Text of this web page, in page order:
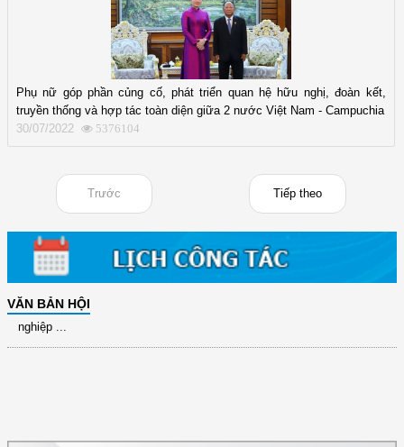
Phụ nữ góp phần củng cố, phát triển quan hệ hữu nghị, đoàn kết,
truyền thống và hợp tác toàn diện giữa 2 nước Việt Nam - Campuchia
30/07/2022
5376104
Trước Tiếp theo
VĂN BẢN HỘI
(12/TB-HĐKH) V/v đăng ký, đề xuất nhiệm vụ Khoa học, công nghệ và
đổi mới ...
31/10/2025 ...
(417/QĐ-BNNMT) Quyết định phê duyệt Chương trình mục tiêu quốc gia
(891/KH-ĐCT) Kế hoạch thực hiện Nghị quyết số 72-NQ/TW ngày
9/9/2025 của Bộ ...
(2415/QĐ-TTg) Quyết định về việc phê duyệt Đề án Hỗ trợ Phụ nữ khởi
nghiệp ...